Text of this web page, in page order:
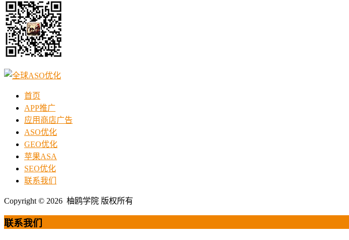
首页
APP推广
应用商店广告
ASO优化
GEO优化
苹果ASA
SEO优化
联系我们
Copyright © 2026 柚鸥学院 版权所有
联系我们